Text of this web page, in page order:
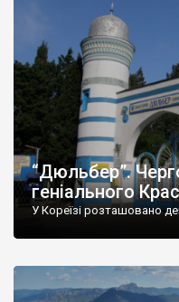
“Дюльбер”.
геніального
У Кореїзі розташовано